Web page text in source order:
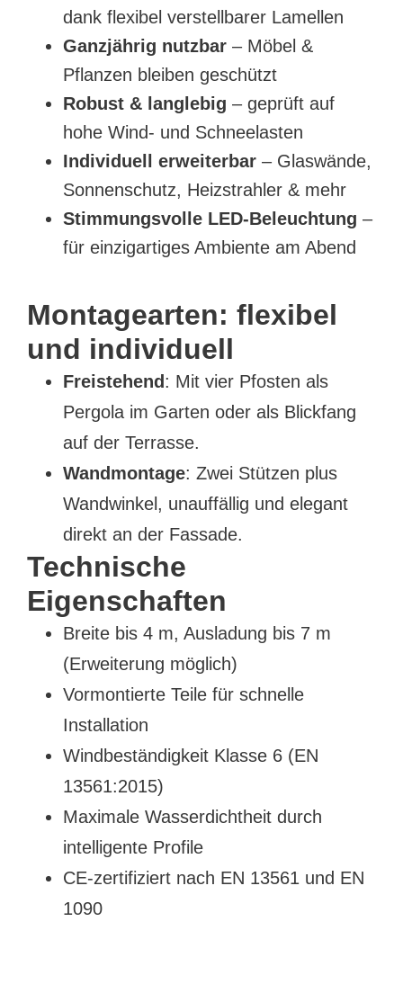
dank flexibel verstellbarer Lamellen
Ganzjährig nutzbar – Möbel &
Pflanzen bleiben geschützt
Robust & langlebig – geprüft auf
hohe Wind- und Schneelasten
Individuell erweiterbar – Glaswände,
Sonnenschutz, Heizstrahler & mehr
Stimmungsvolle LED-Beleuchtung –
für einzigartiges Ambiente am Abend
Montagearten: flexibel
und individuell
Freistehend : Mit vier Pfosten als
Pergola im Garten oder als Blickfang
auf der Terrasse.
Wandmontage: Zwei Stützen plus
Wandwinkel, unauffällig und elegant
direkt an der Fassade.
Technische
Eigenschaften
Breite bis 4 m, Ausladung bis 7 m
(Erweiterung möglich)
Vormontierte Teile für schnelle
Installation
Windbeständigkeit Klasse 6 (EN
13561:2015)
Maximale Wasserdichtheit durch
intelligente Profile
CE-zertifiziert nach EN 13561 und EN
1090